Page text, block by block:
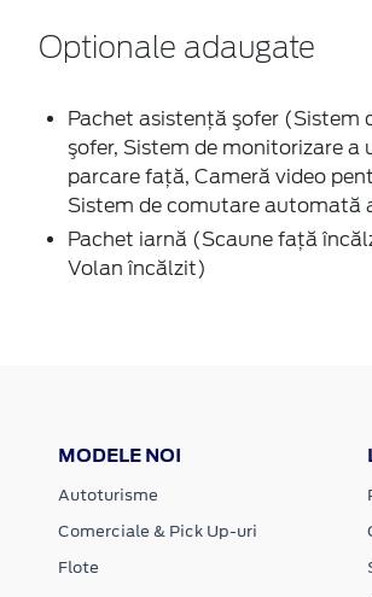
Optionale adaugate
Pachet asistenţă şofer (Sistem
şofer, Sistem de monitorizare a
parcare faţă, Cameră video
Sistem de comutare automată
Pachet iarnă (Scaune faţă
Volan încălzit)
MODELE NOI
Autoturisme
Comerciale & Pick Up-uri
Flote